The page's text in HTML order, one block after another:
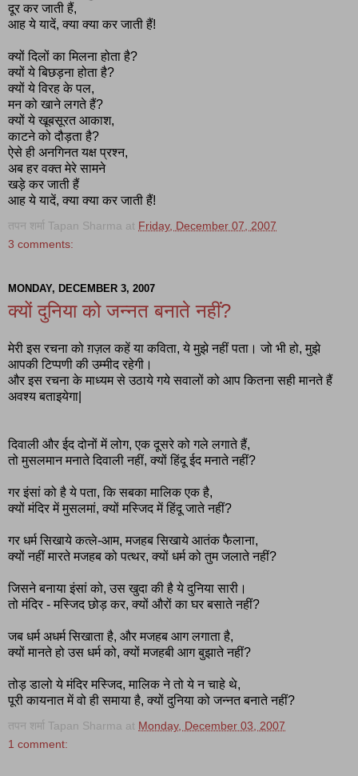
दूर कर जाती हैं,
आह ये यादें, क्या क्या कर जाती हैं!
क्यों दिलों का मिलना होता है?
क्यों ये बिछड़ना होता है?
क्यों ये विरह के पल,
मन को खाने लगते हैं?
क्यों ये खूबसूरत आकाश,
काटने को दौड़ता है?
ऐसे ही अनगिनत यक्ष प्रश्न,
अब हर वक्त मेरे सामने
खड़े कर जाती हैं
आह ये यादें, क्या क्या कर जाती हैं!
तपन शर्मा Tapan Sharma at Friday, December 07, 2007
3 comments:
MONDAY, DECEMBER 3, 2007
क्यों दुनिया को जन्नत बनाते नहीं?
मेरी इस रचना को ग़ज़ल कहें या कविता, ये मुझे नहीं पता। जो भी हो, मुझे
आपकी टिप्पणी की उम्मीद रहेगी।
और इस रचना के माध्यम से उठाये गये सवालों को आप कितना सही मानते हैं
अवश्य बताइयेगा|
दिवाली और ईद दोनों में लोग, एक दूसरे को गले लगाते हैं,
तो मुसलमान मनाते दिवाली नहीं, क्यों हिंदू ईद मनाते नहीं?
गर इंसां को है ये पता, कि सबका मालिक एक है,
क्यों मंदिर में मुसलमां, क्यों मस्जिद में हिंदू जाते नहीं?
गर धर्म सिखाये कत्ले-आम, मजहब सिखाये आतंक फैलाना,
क्यों नहीं मारते मजहब को पत्थर, क्यों धर्म को तुम जलाते नहीं?
जिसने बनाया इंसां को, उस खुदा की है ये दुनिया सारी।
तो मंदिर - मस्जिद छोड़ कर, क्यों औरों का घर बसाते नहीं?
जब धर्म अधर्म सिखाता है, और मजहब आग लगाता है,
क्यों मानते हो उस धर्म को, क्यों मजहबी आग बुझाते नहीं?
तोड़ डालो ये मंदिर मस्जिद, मालिक ने तो ये न चाहे थे,
पूरी कायनात में वो ही समाया है, क्यों दुनिया को जन्नत बनाते नहीं?
तपन शर्मा Tapan Sharma at Monday, December 03, 2007
1 comment: